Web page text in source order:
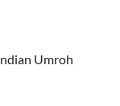
Umroh